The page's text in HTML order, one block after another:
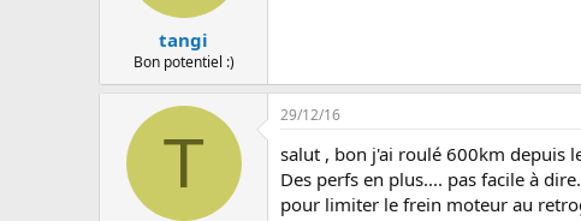
tangi
Bon potentiel :)
T
29/12/16
salut , bon j'ai roulé 600km depuis
Des perfs en plus.... pas facile à
pour limiter le frein moteur au